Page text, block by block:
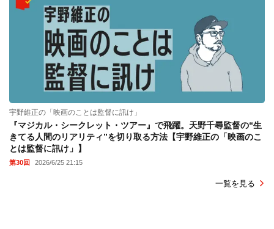
宇野維正の「映画のことは監督に訊け」
『マジカル・シークレット・ツアー』で飛躍。天野千尋監督の“生
きてる人間のリアリティ”を切り取る方法【宇野維正の「映画のこ
とは監督に訊け」】
第30回 2026/6/25 21:15
一覧を見る